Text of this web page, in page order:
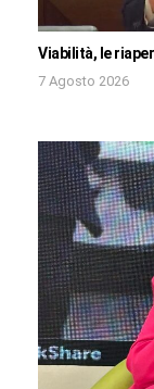
Viabilità, le
7 Agosto 2026